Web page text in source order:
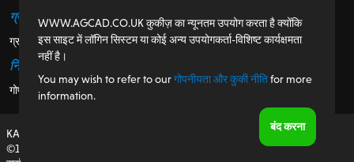
ग्राहकों के लिए
ग्राहक पोर्टल
नियामक
गोपनीयता और कुकी नीति
KASEMAKE, यूके में डिजाइन और विकसित
©1987-2026 AG/CAD Limited
WWW.AGCAD.CO.UK कुकीज़ का न्यूनतम उपयोग करता है क्योंकि
इस साइट में लॉगिन सिस्टम या कोई अन्य उपयोगकर्ता-विशिष्ट कार्यक्षमता
नहीं है।
You may wish to refer to ourगोपनीयता और कुकी नीतिfor more
information.
बंद करना